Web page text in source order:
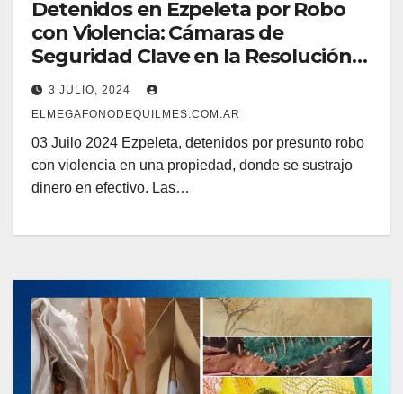
Detenidos en Ezpeleta por Robo
con Violencia: Cámaras de
Seguridad Clave en la Resolución
del Caso
3 JULIO, 2024
ELMEGAFONODEQUILMES.COM.AR
03 Juilo 2024 Ezpeleta, detenidos por presunto robo
con violencia en una propiedad, donde se sustrajo
dinero en efectivo. Las…